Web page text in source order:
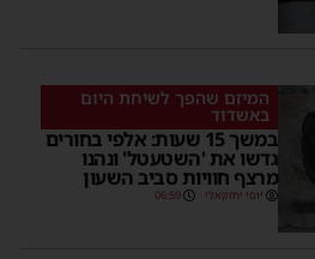
המיזם שהפך לשיחת היום
באשדוד
במשך 15 שעות: אלפי בחורים
גדשו את 'השטעטל' ונהנו
מרצף חוויות סביב השעון
יוסי יחזקאלי 06:59